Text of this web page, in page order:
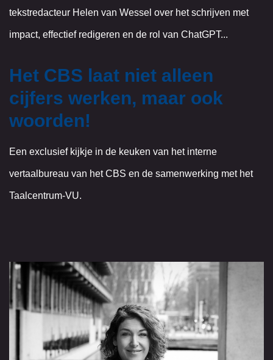
tekstredacteur Helen van Wessel over het schrijven met
impact, effectief redigeren en de rol van ChatGPT...
Het CBS laat niet alleen
cijfers werken, maar ook
woorden!
Een exclusief kijkje in de keuken van het interne
vertaalbureau van het CBS en de samenwerking met het
Taalcentrum-VU.